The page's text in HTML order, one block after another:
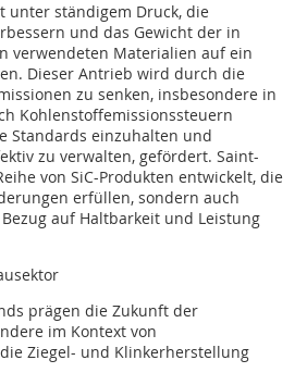
unter ständigem Druck, die
und das Gewicht der in
verwendeten Materialien auf ein
Dieser Antrieb wird durch die
zu senken, insbesondere in
Kohlenstoffemissionssteuern
Standards einzuhalten und
zu verwalten, gefördert. Saint-
von SiC-Produkten entwickelt, die
erfüllen, sondern auch
auf Haltbarkeit und Leistung
prägen die Zukunft der
im Kontext von
Ziegel- und Klinkerherstellung